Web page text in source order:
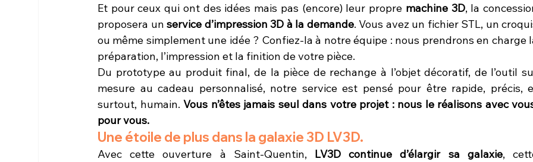
Et pour ceux qui ont des idées mais pas (encore) leur propre machine 3D, la
proposera un service d’impression 3D à la demande. Vous avez un fichier STL, un
ou même simplement une idée ? Confiez-la à notre équipe : nous prendrons en charge
préparation, l’impression et la finition de votre pièce.
Du prototype au produit final, de la pièce de rechange à l’objet décoratif, de l’outil
mesure au cadeau personnalisé, notre service est pensé pour être rapide, précis,
surtout, humain. Vous n’êtes jamais seul dans votre projet : nous le réalisons avec
pour vous.
Une étoile de plus dans la galaxie 3D LV3D.
Avec cette ouverture à Saint-Quentin, LV3D continue d’élargir sa galaxie,